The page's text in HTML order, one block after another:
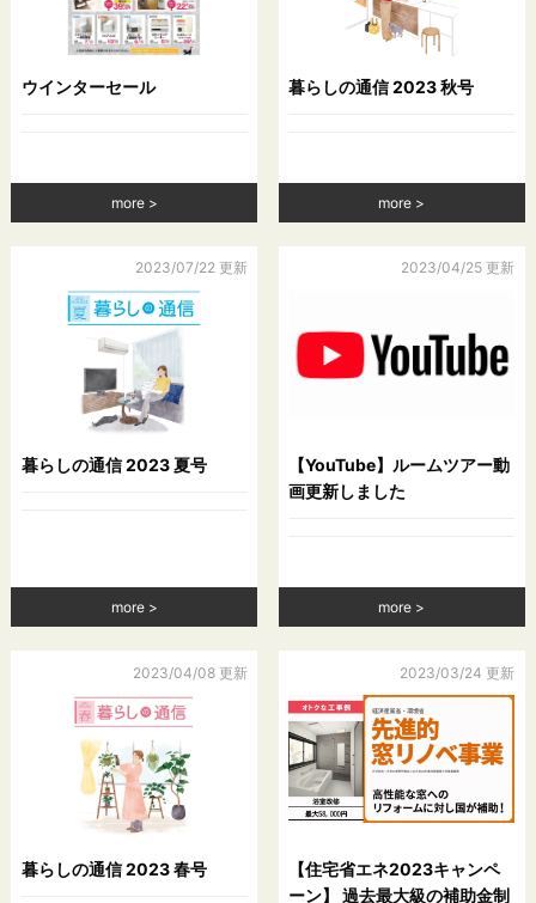
ウインターセール
more
暮らしの通信 2023 秋号
more
2023/07/22 更新
暮らしの通信 2023 夏号
more
2023/04/25 更新
【YouTube】ルームツアー動
画更新しました
more
2023/04/08 更新
暮らしの通信 2023 春号
2023/03/24 更新
【住宅省エネ2023キャンペ
ーン】 過去最大級の補助金制